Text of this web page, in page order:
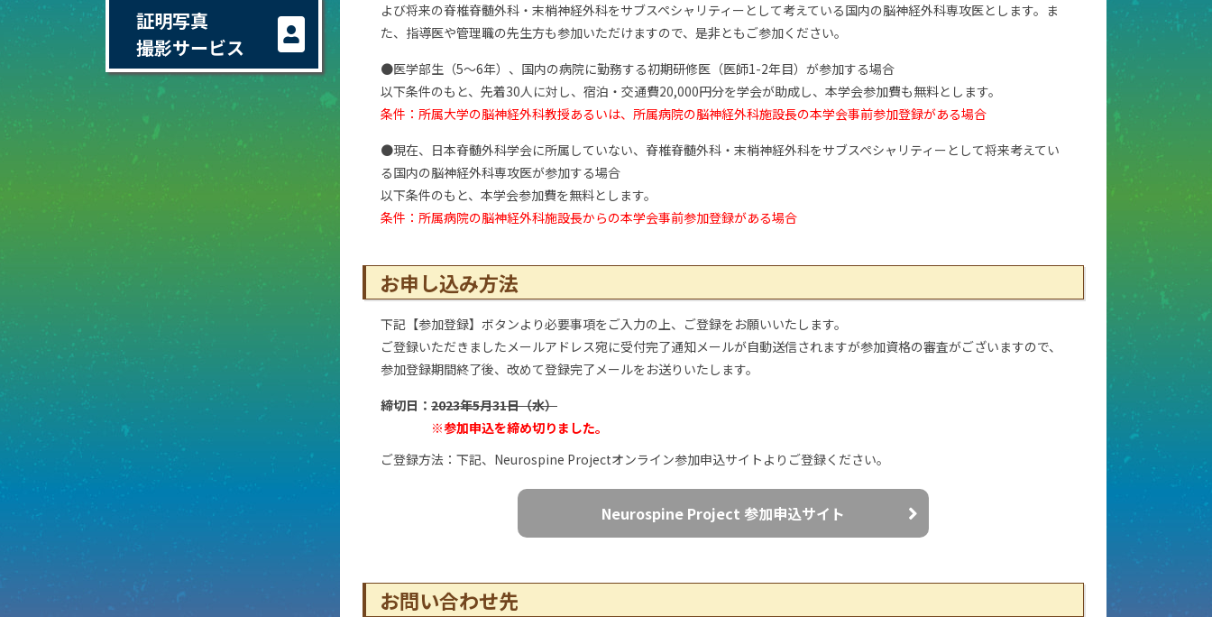
証明写真
撮影サービス
よび将来の脊椎脊髄外科・末梢神経外科をサブスペシャリティーとして考えている国内の脳神経外科専攻医とします。ま
た、指導医や管理職の先生方も参加いただけますので、是非ともご参加ください。
●医学部生（5～6年）、国内の病院に勤務する初期研修医（医師1-2年目）が参加する場合
以下条件のもと、先着30人に対し、宿泊・交通費20,000円分を学会が助成し、本学会参加費も無料とします。
条件：所属大学の脳神経外科教授あるいは、所属病院の脳神経外科施設長の本学会事前参加登録がある場合
●現在、日本脊髄外科学会に所属していない、脊椎脊髄外科・末梢神経外科をサブスペシャリティーとして将来考えてい
る国内の脳神経外科専攻医が参加する場合
以下条件のもと、本学会参加費を無料とします。
条件：所属病院の脳神経外科施設長からの本学会事前参加登録がある場合
お申し込み方法
下記【参加登録】ボタンより必要事項をご入力の上、ご登録をお願いいたします。
ご登録いただきましたメールアドレス宛に受付完了通知メールが自動送信されますが参加資格の審査がございますので、
参加登録期間終了後、改めて登録完了メールをお送りいたします。
締切日： 2023年5月31日（水）
※参加申込を締め切りました。
ご登録方法：下記、Neurospine Projectオンライン参加申込サイトよりご登録ください。
Neurospine Project 参加申込サイト
お問い合わせ先